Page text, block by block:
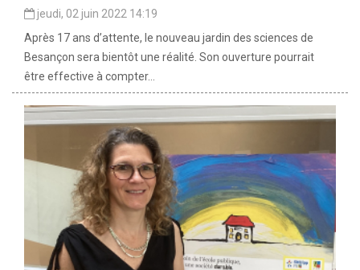
jeudi, 02 juin 2022 14:19
Après 17 ans d’attente, le nouveau jardin des sciences de
Besançon sera bientôt une réalité. Son ouverture pourrait
être effective à compter...